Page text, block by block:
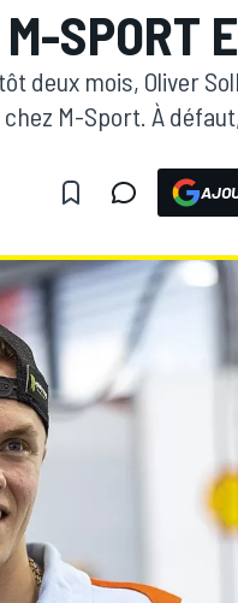
SPORT
deux mois, Oliver
M-Sport. À